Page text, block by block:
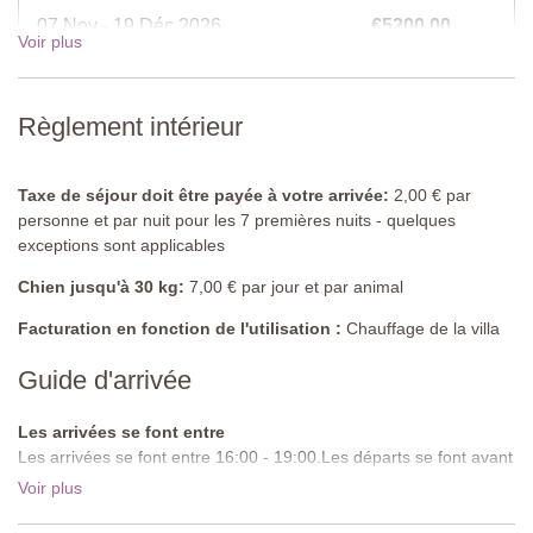
évier et barbecue en pierre, climatisation.
Salle à manger
pergola avec tables et chaises, escalier menant au Salon 1.
Canapé, fauteuils, table basse, piano, escalier menant au premier
étage, porte donnant sur le jardin, cheminée, moustiquaires.
Vestiaire
Lit double à baldaquin (ne peut pas être converti en lits simples),
climatisation, porte donnant sur le jardin.
Salle de bain attenante
Baignoire balnéo encastrée, double vasque, bidet, toilettes.
07 Nov - 19 Déc 2026 €5200,00
Voir plus
Règlement intérieur
Taxe de séjour doit être payée à votre arrivée: 2,00 € par
personne et par nuit pour les 7 premières nuits - quelques
exceptions sont applicables
Chien jusqu'à 30 kg: 7,00 € par jour et par animal
Facturation en fonction de l'utilisation : Chauffage de la villa
Guide d'arrivée
Les arrivées se font entre
Les arrivées se font entre 16:00 - 19:00.Les départs se font avant
10:00.
Route d'approche:Non goudronnée, accidentée et voiture
Voir plus